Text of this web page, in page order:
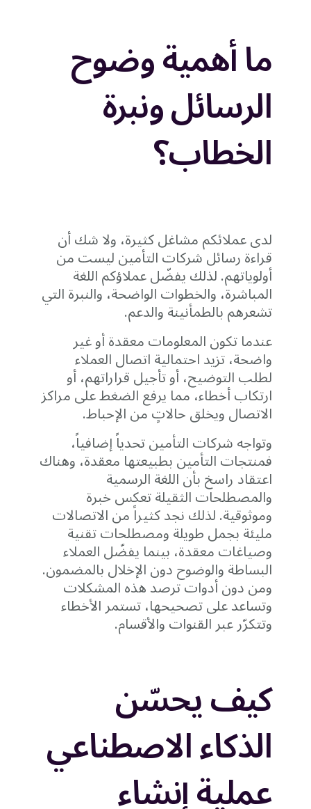
ما أهمية وضوح
الرسائل ونبرة
الخطاب؟
لدى عملائكم مشاغل كثيرة، ولا شك أن
قراءة رسائل شركات التأمين ليست من
أولوياتهم. لذلك يفضّل عملاؤكم اللغة
المباشرة، والخطوات الواضحة، والنبرة التي
تشعرهم بالطمأنينة والدعم.
عندما تكون المعلومات معقدة أو غير
واضحة، تزيد احتمالية اتصال العملاء
لطلب التوضيح، أو تأجيل قراراتهم، أو
ارتكاب أخطاء، مما يرفع الضغط على مراكز
الاتصال ويخلق حالاتٍ من الإحباط.
وتواجه شركات التأمين تحدياً إضافياً،
فمنتجات التأمين بطبيعتها معقدة، وهناك
اعتقاد راسخ بأن اللغة الرسمية
والمصطلحات الثقيلة تعكس خبرة
وموثوقية. لذلك نجد كثيراً من الاتصالات
مليئة بجمل طويلة ومصطلحات تقنية
وصياغات معقدة، بينما يفضّل العملاء
البساطة والوضوح دون الإخلال بالمضمون.
ومن دون أدوات ترصد هذه المشكلات
وتساعد على تصحيحها، تستمر الأخطاء
وتتكرّر عبر القنوات والأقسام.
كيف يحسّن
الذكاء الاصطناعي
عملية إنشاء